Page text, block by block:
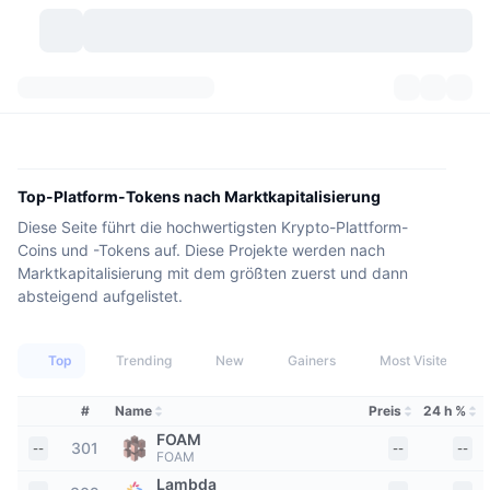
Kategorien
Historische Momentaufnahmen
Reale Vermögenswerte
Marktübersicht
Spot-Markt
BNB Schatzkammern
Signale New
Im Trend
Meme Explorer
Börsen
Zentralisierte Börsen
Dezentrale Börsen
Community
Lives
Krypto-API
Produkte
Top-Platform-Tokens nach Marktkapitalisierung
Diese Seite führt die hochwertigsten Krypto-Plattform-
Coins und -Tokens auf. Diese Projekte werden nach
Marktkapitalisierung mit dem größten zuerst und dann
absteigend aufgelistet.
Top Trending New Gainers Most Visited
# Name Preis 24 h %
-- 301 FOAM
FOAM -- --
Lambda